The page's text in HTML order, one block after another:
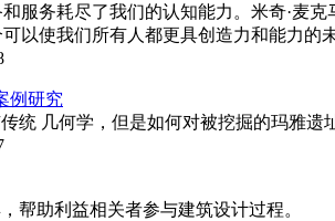
服务耗尽了我们的认知能力。米奇·麦
以使我们所有人都更具创造力和能力的未
例研究
统 几何学，但是如何对被挖掘的玛雅
帮助利益相关者参与建筑设计过程。